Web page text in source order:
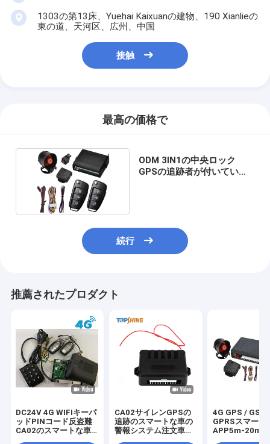
1303の第13床、Yuehai Kaixuanの建物、190 Xianlieの
東の道、天河区、広州、中国
接触
最高の価格で
ODM 3IN1の中央ロック
GPSの追跡者が付いている
続行
推薦されたプロダクト
DC24V 4G WIFIキーパ
ッドPINコード反盗難
CA02のスマートな車
CA02サイレンGPSの
追跡のスマートな車の
警報システム注文車警
4G GPS / GSM
GPRSスマート
APP5m-20mを